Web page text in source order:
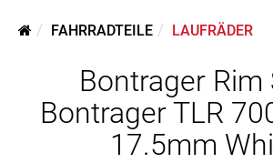
FAHRRADTEILE LAUFRÄDER
Bontrager Rim
Bontrager TLR
17.5mm